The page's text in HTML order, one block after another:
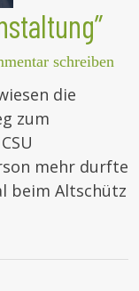
schreiben
die
zum
mehr durfte
beim Altschütz